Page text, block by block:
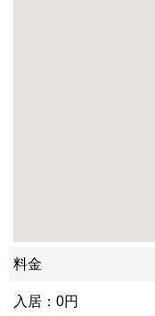
料金
入居：0円